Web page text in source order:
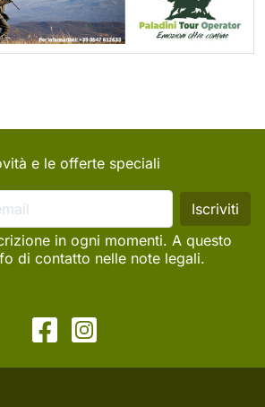
e le offerte speciali
in ogni momenti. A questo
di contatto nelle note legali.